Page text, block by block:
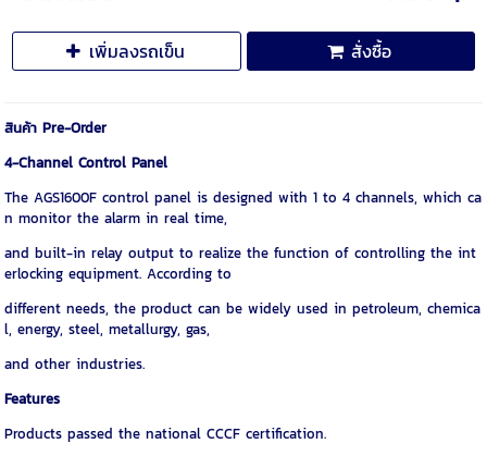
เพิ่มลงรถเข็น สั่งซื้อ
สินค้า Pre-Order
4-Channel Control Panel
The AGS1600F control panel is designed with 1 to 4 channels, which ca
n monitor the alarm in real time,
and built-in relay output to realize the function of controlling the int
erlocking equipment. According to
different needs, the product can be widely used in petroleum, chemica
l, energy, steel, metallurgy, gas,
and other industries.
Features
Products passed the national CCCF certification.